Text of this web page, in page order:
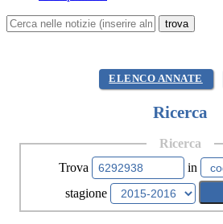
ELENCO ANNATE
Ricerca
Ricerca
Trova
in
stagione